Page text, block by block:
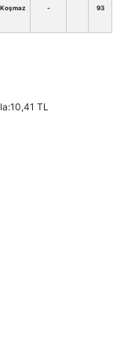
Koşmaz - 93
TL